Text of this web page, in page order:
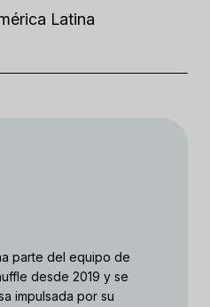
Latina
parte del equipo de
desde 2019 y se
impulsada por su